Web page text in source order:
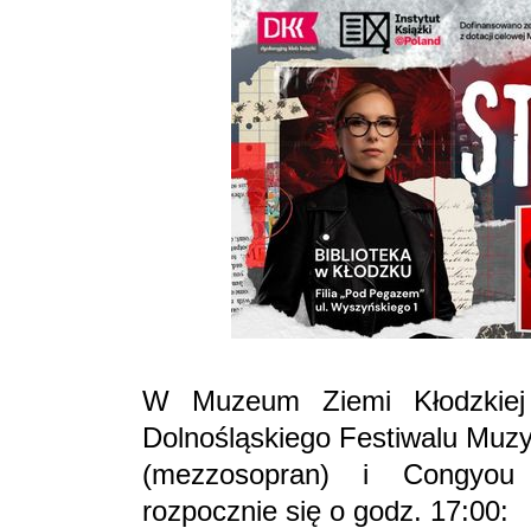
W Muzeum Ziemi
Dolnośląskiego Festiwalu
(mezzosopran) i
rozpocznie się o godz. 17:00: